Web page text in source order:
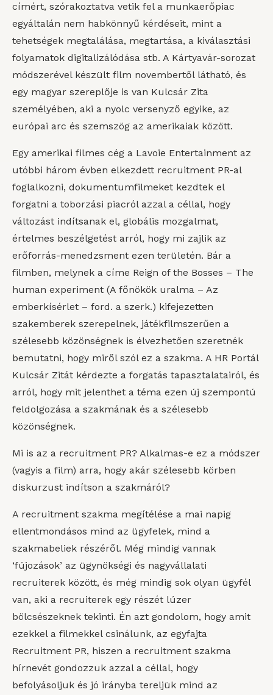
címért, szórakoztatva vetik fel a munkaerőpiac
egyáltalán nem habkönnyű kérdéseit, mint a
tehetségek megtalálása, megtartása, a kiválasztási
folyamatok digitalizálódása stb. A Kártyavár-sorozat
módszerével készült film novembertől látható, és
egy magyar szereplője is van Kulcsár Zita
személyében, aki a nyolc versenyző egyike, az
európai arc és szemszög az amerikaiak között.
Egy amerikai filmes cég a Lavoie Entertainment az
utóbbi három évben elkezdett recruitment PR-al
foglalkozni, dokumentumfilmeket kezdtek el
forgatni a toborzási piacról azzal a céllal, hogy
változást indítsanak el, globális mozgalmat,
értelmes beszélgetést arról, hogy mi zajlik az
erőforrás-menedzsment ezen területén. Bár a
filmben, melynek a címe Reign of the Bosses – The
human experiment (A főnökök uralma – Az
emberkísérlet – ford. a szerk.) kifejezetten
szakemberek szerepelnek, játékfilmszerűen a
szélesebb közönségnek is élvezhetően szeretnék
bemutatni, hogy miről szól ez a szakma. A HR Portál
Kulcsár Zitát kérdezte a forgatás tapasztalatairól, és
arról, hogy mit jelenthet a téma ezen új szempontú
feldolgozása a szakmának és a szélesebb
közönségnek.
Mi is az a recruitment PR? Alkalmas-e ez a módszer
(vagyis a film) arra, hogy akár szélesebb körben
diskurzust indítson a szakmáról?
A recruitment szakma megítélése a mai napig
ellentmondásos mind az ügyfelek, mind a
szakmabeliek részéről. Még mindig vannak
‘fújozások’ az ügynökségi és nagyvállalati
recruiterek között, és még mindig sok olyan ügyfél
van, aki a recruiterek egy részét lúzer
bölcsészeknek tekinti. Én azt gondolom, hogy amit
ezekkel a filmekkel csinálunk, az egyfajta
Recruitment PR, hiszen a recruitment szakma
hírnevét gondozzuk azzal a céllal, hogy
befolyásoljuk és jó irányba tereljük mind az